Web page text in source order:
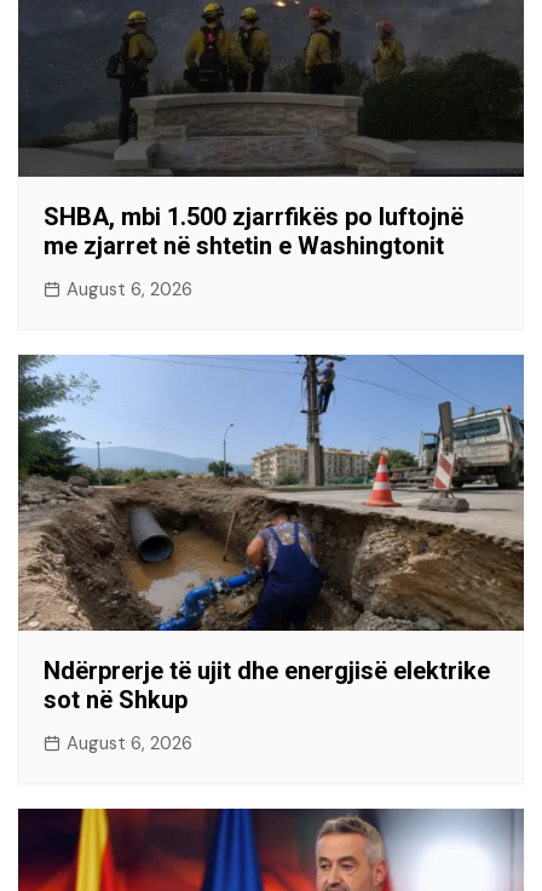
SHBA, mbi 1.500 zjarrfikës po luftojnë
me zjarret në shtetin e Washingtonit
August 6, 2026
Ndërprerje të ujit dhe energjisë elektrike
sot në Shkup
August 6, 2026